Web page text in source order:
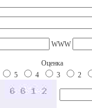
WWW
Оценка
5
4 3 2